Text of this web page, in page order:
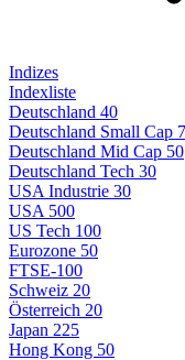
Indizes
Indexliste
Deutschland 40
Deutschland Small Cap
Deutschland Mid Cap 50
Deutschland Tech 30
USA Industrie 30
USA 500
US Tech 100
Eurozone 50
FTSE-100
Schweiz 20
Österreich 20
Japan 225
Hong Kong 50